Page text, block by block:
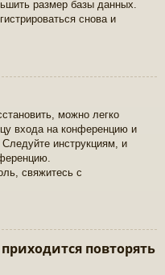
размер базы данных.
снова и
можно легко
входа на конференцию и
Следуйте инструкциям, и
свяжитесь с
повторять